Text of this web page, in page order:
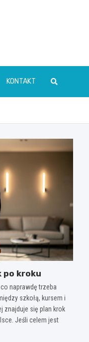
KONTAKT
po kroku
naprawdę trzeba
szkołą, kursem i
znajduje się plan krok
Jeśli celem jest